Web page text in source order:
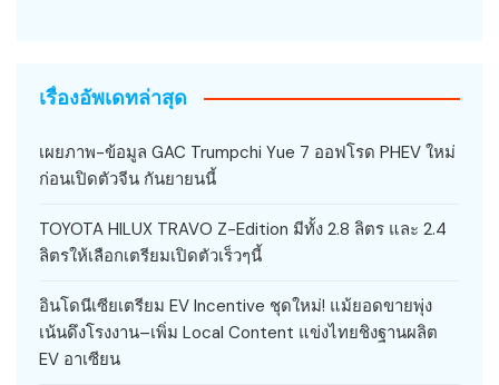
เรื่องอัพเดทล่าสุด
เผยภาพ-ข้อมูล GAC Trumpchi Yue 7 ออฟโรด PHEV ใหม่
ก่อนเปิดตัวจีน กันยายนนี้
TOYOTA HILUX TRAVO Z-Edition มีทั้ง 2.8 ลิตร และ 2.4
ลิตรให้เลือกเตรียมเปิดตัวเร็วๆนี้
อินโดนีเซียเตรียม EV Incentive ชุดใหม่! แม้ยอดขายพุ่ง
เน้นดึงโรงงาน–เพิ่ม Local Content แข่งไทยชิงฐานผลิต
EV อาเซียน